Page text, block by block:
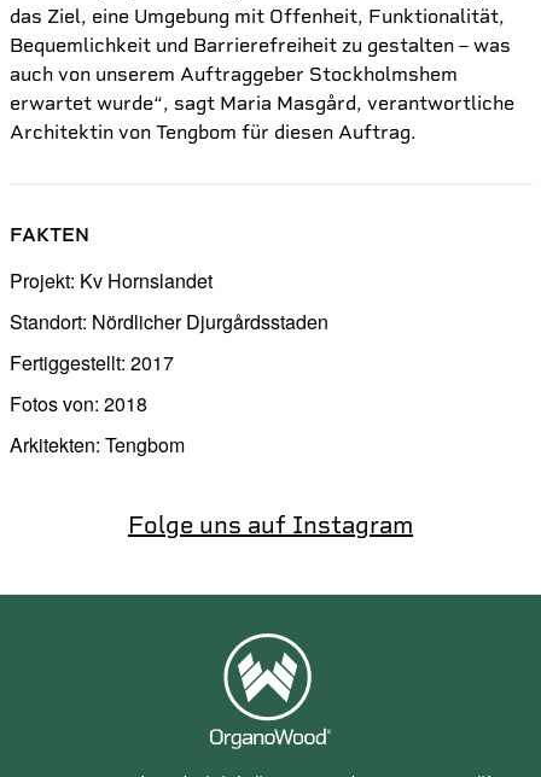
das Ziel, eine Umgebung mit Offenheit, Funktionalität,
Bequemlichkeit und Barrierefreiheit zu gestalten – was
auch von unserem Auftraggeber Stockholmshem
erwartet wurde“, sagt Maria Masgård, verantwortliche
Architektin von Tengbom für diesen Auftrag.
FAKTEN
Projekt: Kv Hornslandet
Standort: Nördlicher Djurgårdsstaden
Fertiggestellt: 2017
Fotos von: 2018
Arkitekten: Tengbom
Folge uns auf Instagram